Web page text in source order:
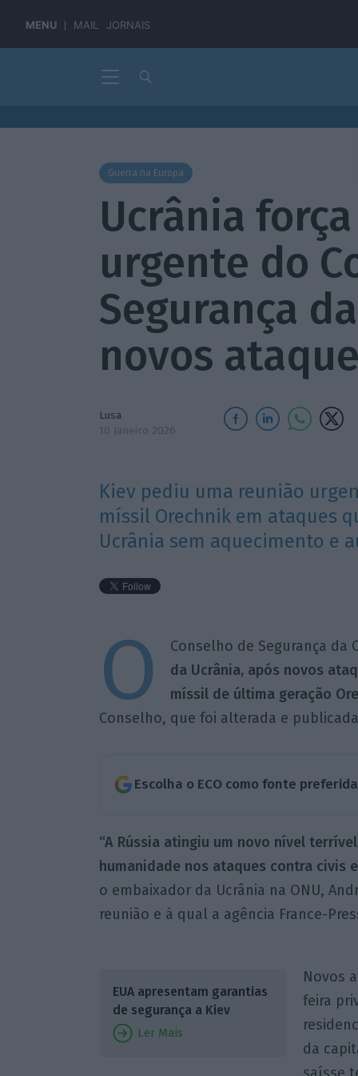
MENU MAIL JORNAIS
Guerra na Europa
Ucrânia
urgente do
Segurança
novos
Lusa
10 Janeiro 2026
Kiev pediu uma reunião
míssil Orechnik em ataques
Ucrânia sem aquecimento e
O Conselho de Segurança da
da Ucrânia, após novos
míssil de última geração
Conselho, que foi alterada e
Escolha o ECO como fonte
“A Rússia atingiu um novo nível
humanidade nos ataques contra civis
o embaixador da Ucrânia na ONU,
reunião e à qual a agência France-
EUA apresentam garantias
de segurança a Kiev
Ler Mais
Novos
feira
da